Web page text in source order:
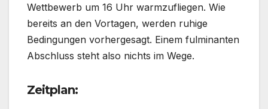
Wettbewerb um 16 Uhr warmzufliegen. Wie
bereits an den Vortagen, werden ruhige
Bedingungen vorhergesagt. Einem fulminanten
Abschluss steht also nichts im Wege.
Zeitplan: